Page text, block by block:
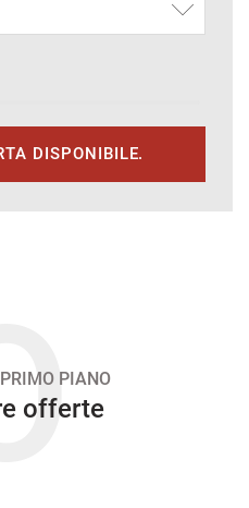
DISPONIBILE.
PIANO
offerte